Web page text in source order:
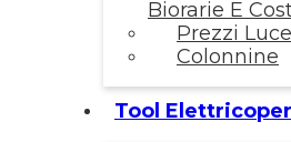
Biorarie E
Prezzi Luce
Colonnine
Tool